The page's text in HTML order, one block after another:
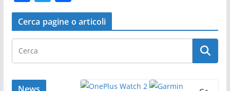
a
c
e
b
o
w
itt
er
o
n
di
vi
di
Cerca pagine o articoli